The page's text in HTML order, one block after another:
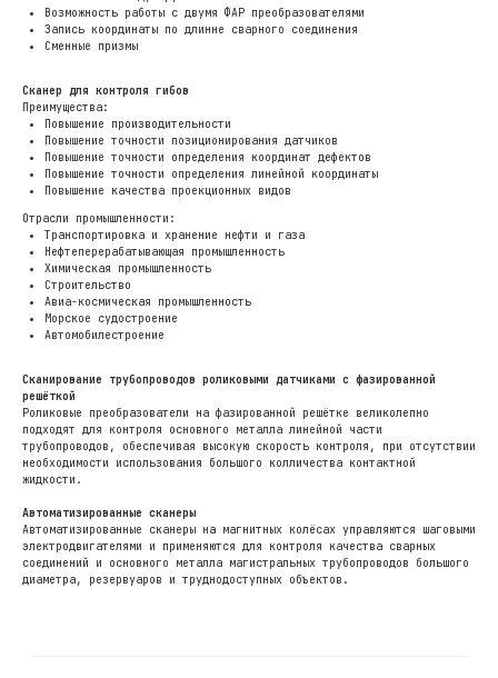
Возможность работы с двумя ФАР преобразователями
Запись координаты по длинне сварного соединения
Сменные призмы
Сканер для контроля гибов
Преимущества:
Повышение производительности
Повышение точности позиционирования датчиков
Повышение точности определения координат дефектов
Повышение точности определения линейной координаты
Повышение качества проекционных видов
Отрасли промышленности:
Транспортировка и хранение нефти и газа
Нефтеперерабатывающая промышленность
Химическая промышленность
Строительство
Авиа-космическая промышленность
Морское судостроение
Автомобилестроение
Сканирование трубопроводов роликовыми датчиками с фазированной
решёткой
Роликовые преобразователи на фазированной решётке великолепно
подходят для контроля основного металла линейной части
трубопроводов, обеспечивая высокую скорость контроля, при отсутствии
необходимости использования большого колличества контактной
жидкости.
Автоматизированные сканеры
Автоматизированные сканеры на магнитных колёсах управляются шаговыми
электродвигателями и применяются для контроля качества сварных
соединений и основного металла магистральных трубопроводов большого
диаметра, резервуаров и труднодоступных объектов.
Политика конфиденциальности
Москва, 2-я Синичкина
улица, д. 9А, стр.9
mail@panatest.ru
+7 (495) 120-03-32
Почта
Телефон